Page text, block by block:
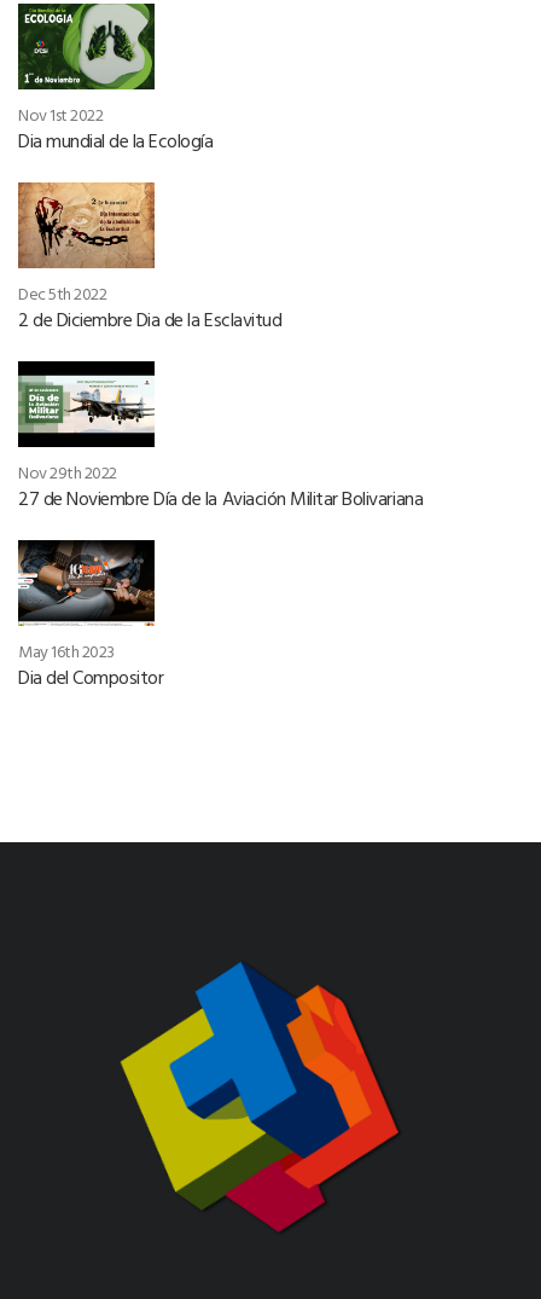
Nov 1st 2022
Dia mundial de la Ecología
Dec 5th 2022
2 de Diciembre Dia de la Esclavitud
Nov 29th 2022
27 de Noviembre Día de la Aviación Militar Bolivariana
May 16th 2023
Dia del Compositor